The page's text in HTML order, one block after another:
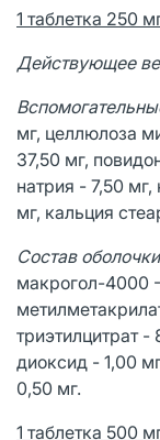
1 таблетка 250
Действующее
мг, целлюлоза
37,50 мг,
натрия - 7,50
мг, кальция
Состав
макрогол-4000
триэтилцитрат -
диоксид - 1,00
0,50 мг.
1 таблетка 500